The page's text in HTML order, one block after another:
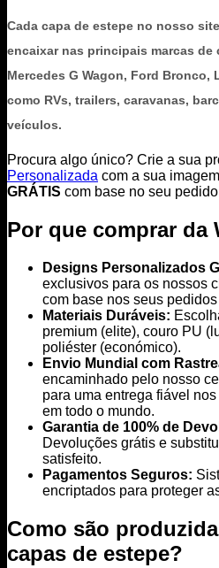
Cada capa de estepe no nosso
encaixar nas principais marcas
Mercedes G Wagon, Ford Bronco,
como RVs, trailers, caravanas,
veículos.
Procura algo único? Crie a sua
Personalizada com a sua
GRÁTIS com base no seu
Por que comprar da
Designs Personalizados
exclusivos para os nossos
com base nos seus
Materiais Duráveis:
premium (elite), couro PU
poliéster (económico).
Envio Mundial com
encaminhado pelo nosso
para uma entrega fiável
em todo o mundo.
Garantia de 100% de
Devoluções grátis e
satisfeito.
Pagamentos Seguros:
encriptados para proteger
Como são
capas de estepe?